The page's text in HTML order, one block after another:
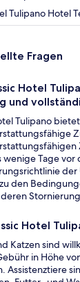
Tulipano Hotel
Fragen
Hotel
und
Tulipano
wenige Tage
den
Hotel
Katzen sind
in Höhe
Assistenztiere